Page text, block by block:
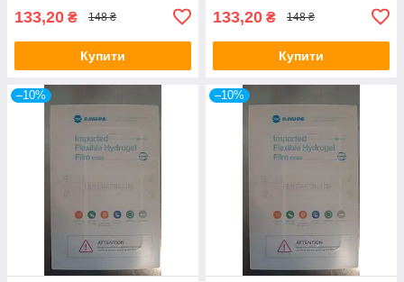
133,20 ₴ 148 ₴
Купити
133,20 ₴ 148 ₴
Купити
–10% –10%